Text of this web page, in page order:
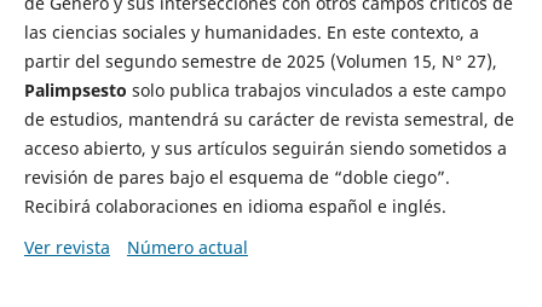
las ciencias sociales y humanidades. En este contexto, a
partir del segundo semestre de 2025 (Volumen 15, N° 27),
Palimpsesto solo publica trabajos vinculados a este campo
de estudios, mantendrá su carácter de revista semestral, de
acceso abierto, y sus artículos seguirán siendo sometidos a
revisión de pares bajo el esquema de “doble ciego”.
Recibirá colaboraciones en idioma español e inglés.
Ver revista
Número actual